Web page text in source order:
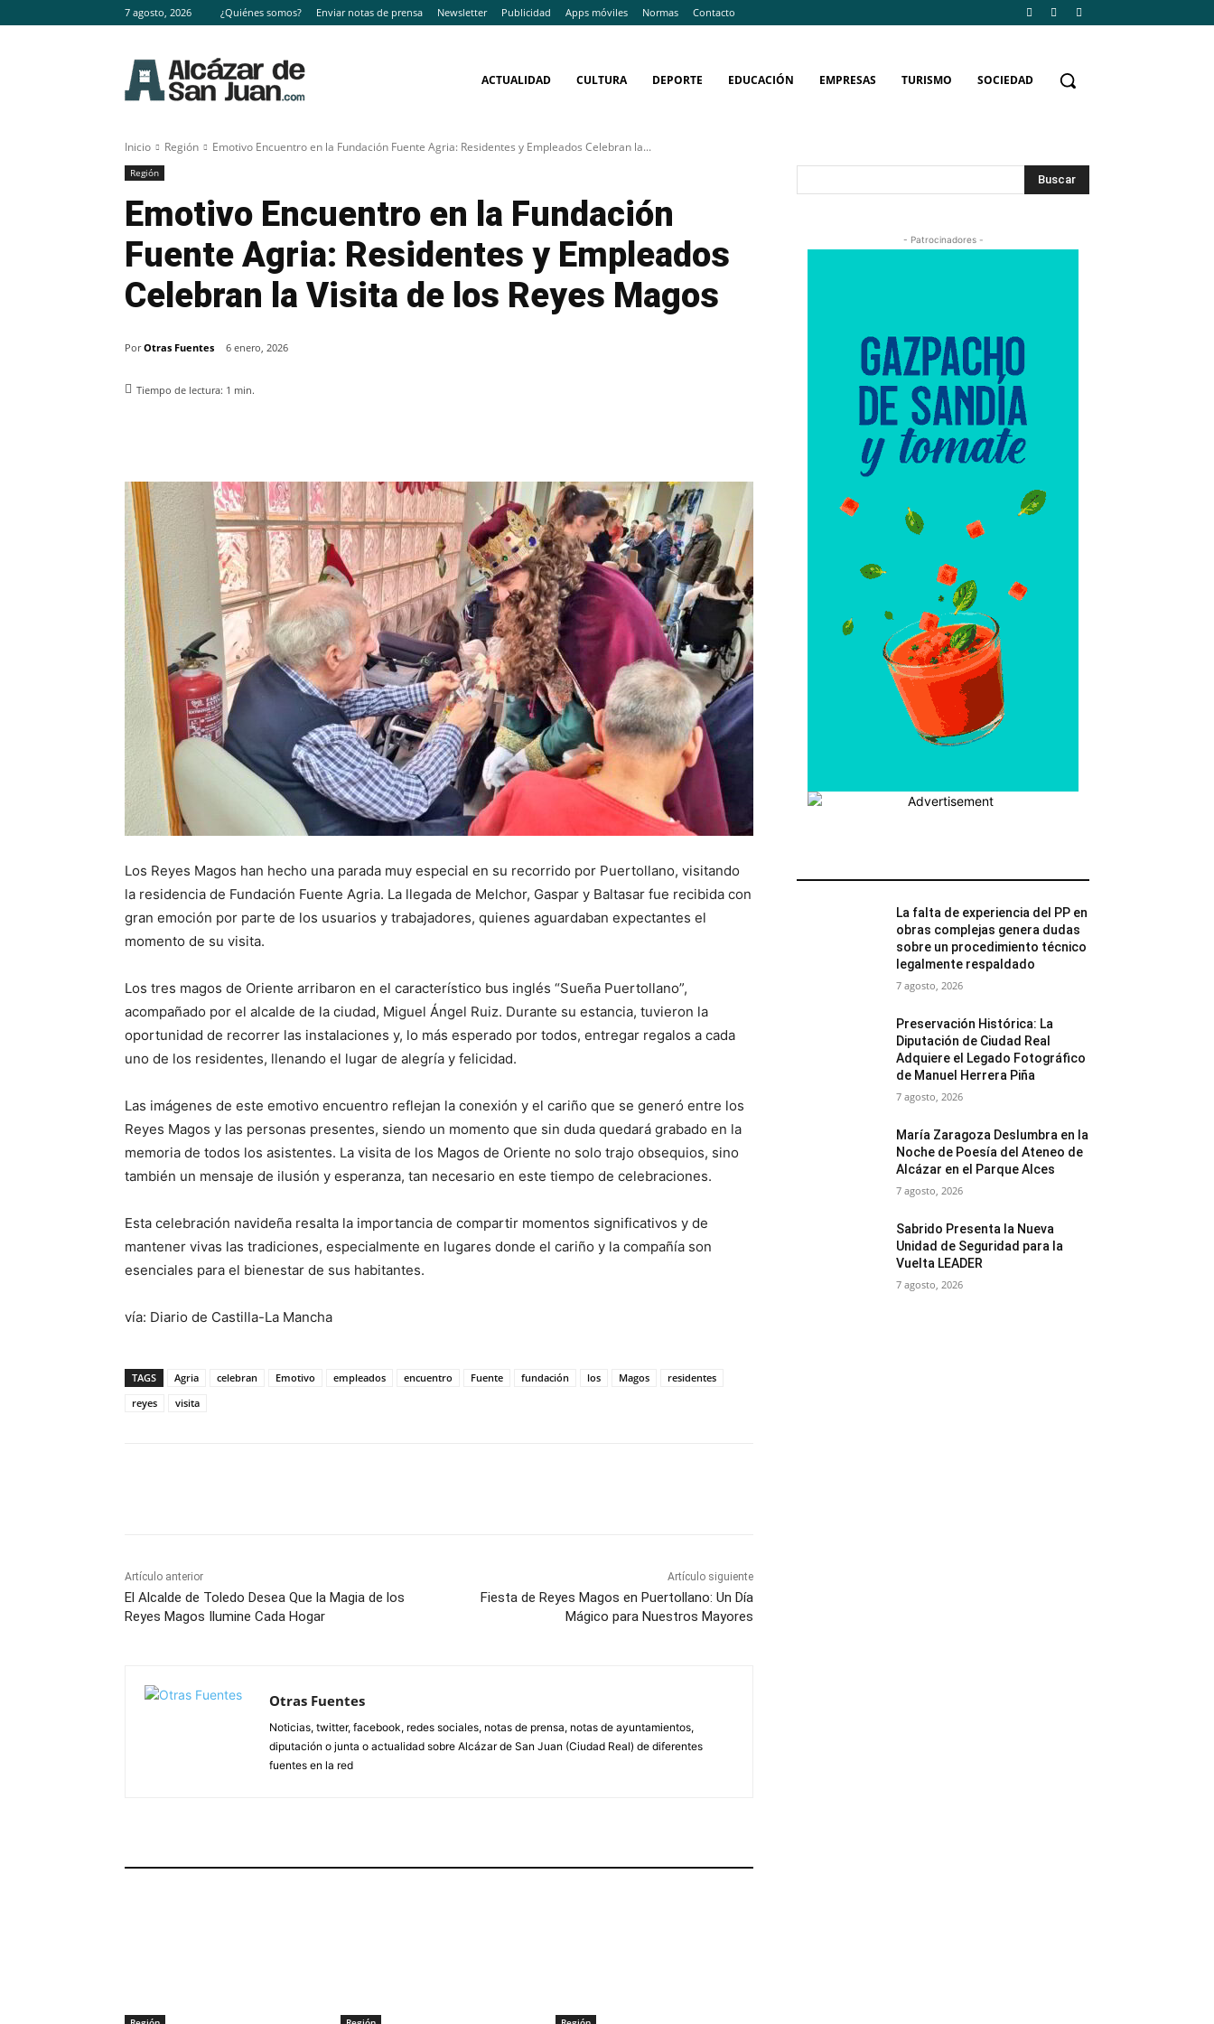
7 agosto, 2026 ¿Quiénes somos? Enviar notas de prensa Newsletter Publicidad Apps móviles Normas Contacto
ACTUALIDAD CULTURA DEPORTE EDUCACIÓN EMPRESAS TURISMO SOCIEDAD
Inicio Región Emotivo Encuentro en la Fundación Fuente Agria: Residentes y Empleados Celebran la...
Región
Emotivo Encuentro en la Fundación
Fuente Agria: Residentes y Empleados
Celebran la Visita de los Reyes Magos
Por Otras Fuentes 6 enero, 2026
Tiempo de lectura: 1 min.
Los Reyes Magos han hecho una parada muy especial en su recorrido por Puertollano, visitando
la residencia de Fundación Fuente Agria. La llegada de Melchor, Gaspar y Baltasar fue recibida con
gran emoción por parte de los usuarios y trabajadores, quienes aguardaban expectantes el
momento de su visita.
Los tres magos de Oriente arribaron en el característico bus inglés “Sueña Puertollano”,
acompañado por el alcalde de la ciudad, Miguel Ángel Ruiz. Durante su estancia, tuvieron la
oportunidad de recorrer las instalaciones y, lo más esperado por todos, entregar regalos a cada
uno de los residentes, llenando el lugar de alegría y felicidad.
Las imágenes de este emotivo encuentro reflejan la conexión y el cariño que se generó entre los
Reyes Magos y las personas presentes, siendo un momento que sin duda quedará grabado en la
memoria de todos los asistentes. La visita de los Magos de Oriente no solo trajo obsequios, sino
también un mensaje de ilusión y esperanza, tan necesario en este tiempo de celebraciones.
Esta celebración navideña resalta la importancia de compartir momentos significativos y de
mantener vivas las tradiciones, especialmente en lugares donde el cariño y la compañía son
esenciales para el bienestar de sus habitantes.
vía: Diario de Castilla-La Mancha
TAGS Agria celebran Emotivo empleados encuentro Fuente fundación los Magos
residentes
reyes
visita
Artículo anterior
El Alcalde de Toledo Desea Que la Magia de los
Reyes Magos Ilumine Cada Hogar
Artículo siguiente
Fiesta de Reyes Magos en Puertollano: Un Día
Mágico para Nuestros Mayores
Otras Fuentes
Noticias, twitter, facebook, redes sociales, notas de prensa, notas de ayuntamientos,
diputación o junta o actualidad sobre Alcázar de San Juan (Ciudad Real) de diferentes
fuentes en la red
Buscar
- Patrocinadores -
La falta de experiencia del PP en
obras complejas genera dudas
sobre un procedimiento técnico
legalmente respaldado
7 agosto, 2026
Preservación Histórica: La
Diputación de Ciudad Real
Adquiere el Legado Fotográfico
de Manuel Herrera Piña
7 agosto, 2026
María Zaragoza Deslumbra en la
Noche de Poesía del Ateneo de
Alcázar en el Parque Alces
7 agosto, 2026
Sabrido Presenta la Nueva
Unidad de Seguridad para la
Vuelta LEADER
7 agosto, 2026